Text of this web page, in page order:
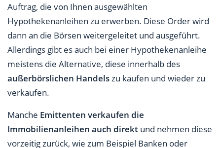
Auftrag, die von Ihnen ausgewählten
Hypothekenanleihen zu erwerben. Diese Order wird
dann an die Börsen weitergeleitet und ausgeführt.
Allerdings gibt es auch bei einer Hypothekenanleihe
meistens die Alternative, diese innerhalb des
außerbörslichen Handelszu kaufen und wieder zu
verkaufen.
Manche Emittenten verkaufen die
Immobilienanleihen auch direkt und nehmen diese
vorzeitig zurück, wie zum Beispiel Banken oder